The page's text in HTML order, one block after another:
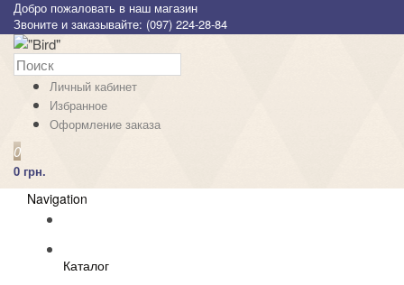
Добро пожаловать в наш магазин
Звоните и заказывайте: (097) 224-28-84
Личный кабинет
Избранное
Оформление заказа
0
0 грн.
Navigation
Каталог